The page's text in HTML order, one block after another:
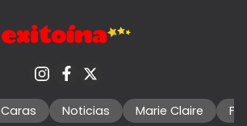
Caras Noticias Marie Claire